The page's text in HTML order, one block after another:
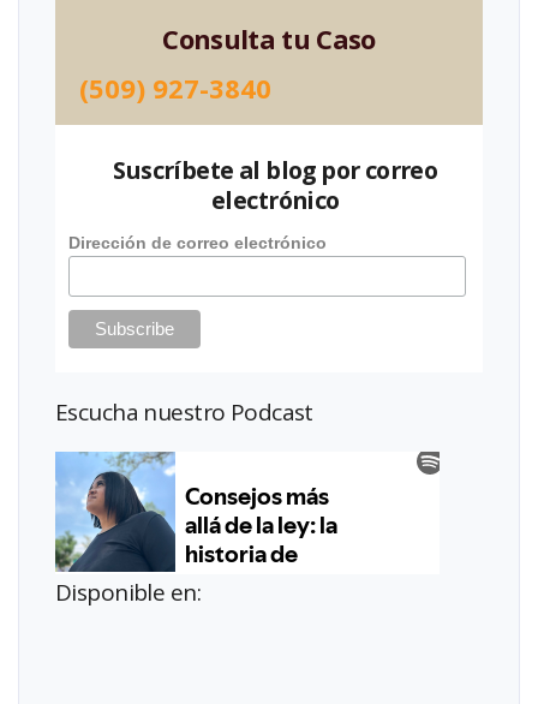
Consulta tu Caso
(509) 927-3840
Suscríbete al blog por correo
electrónico
Dirección de correo electrónico
Escucha nuestro Podcast
Disponible en: